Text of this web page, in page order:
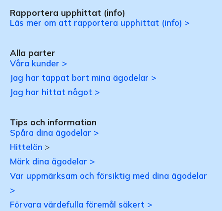
Rapportera upphittat (info)
Läs mer om att rapportera upphittat (info) >
Alla parter
Våra kunder >
Jag har tappat bort mina ägodelar >
Jag har hittat något >
Tips och information
Spåra dina ägodelar >
Hittelön >
Märk dina ägodelar >
Var uppmärksam och försiktig med dina ägodelar
>
Förvara värdefulla föremål säkert >